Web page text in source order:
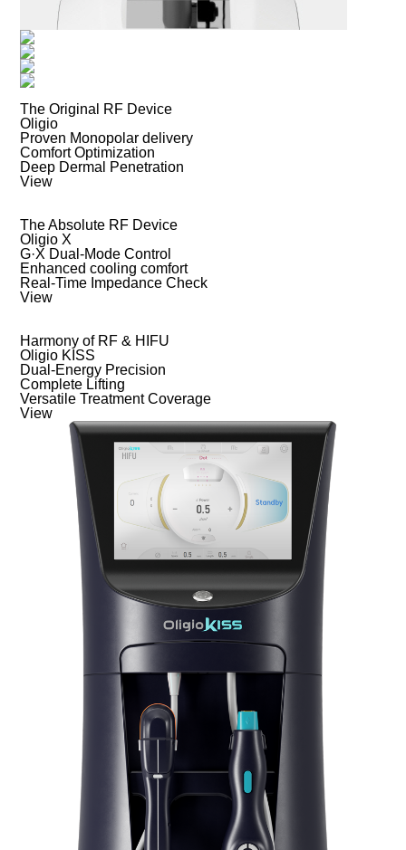
The Original RF Device
Oligio
Proven Monopolar delivery
Comfort Optimization
Deep Dermal Penetration
View
The Absolute RF Device
Oligio X
G·X Dual-Mode Control
Enhanced cooling comfort
Real-Time Impedance Check
View
Harmony of RF & HIFU
Oligio KISS
Dual-Energy Precision
Complete Lifting
Versatile Treatment Coverage
View